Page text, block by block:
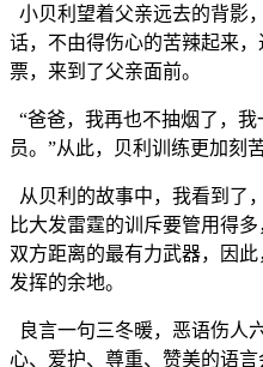
小贝利望着父亲远去的背影
话，不由得伤心的苦辣起来
票，来到了父亲面前。
“爸爸，我再也不抽烟了，
员。”从此，贝利训练更加刻
从贝利的故事中，我看到了
比大发雷霆的训斥要管用得
双方距离的最有力武器，因
发挥的余地。
良言一句三冬暖，恶语伤人
心、爱护、尊重、赞美的语言